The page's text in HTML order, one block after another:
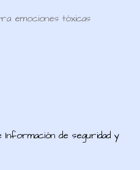
emociones tóxicas
de seguridad y